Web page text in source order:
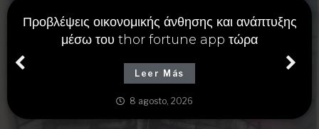
Προβλέψεις οικονομικής άνθησης και ανάπτυξης
μέσω του thor fortune app τώρα
Leer Más
8 agosto, 2026